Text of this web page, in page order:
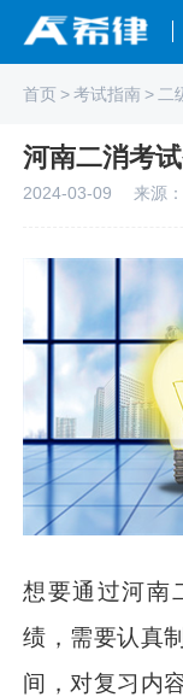
首页>考试指南>
河南二消考
2024-03-09 来源
想要通过河南
绩，需要认真
间，对复习内